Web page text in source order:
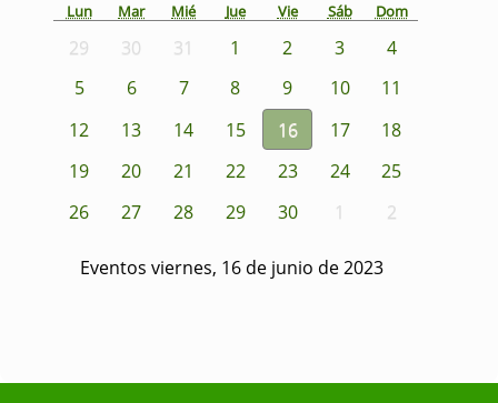
Lun Mar Mié Jue Vie Sáb Dom
29 30 31 1 2 3
4
5
6 7 8 9 10
11
12
13 14 15 16 17
18
19
20 21 22 23 24
25
26
27 28 29 30 1 2
Eventos viernes, 16 de junio de 2023